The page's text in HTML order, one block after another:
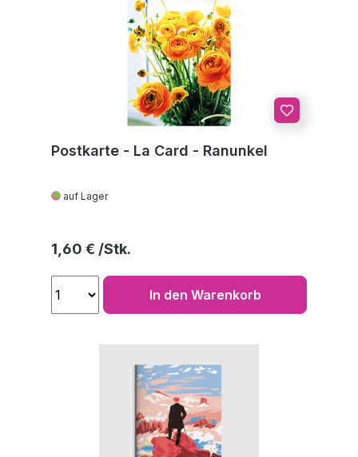
Postkarte - La Card - Ranunkel
auf Lager
Regulärer Preis:
1,60 €
In den Warenkorb